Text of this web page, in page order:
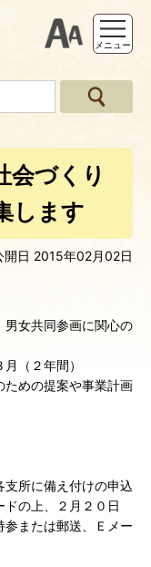
支援ツー
メニュー
会づくり
します
開日 2015年02月02日
女共同参画に関心の
（２年間）
めの提案や事業計画
所に備え付けの申込
の上、２月２０日
参または郵送、Ｅメー